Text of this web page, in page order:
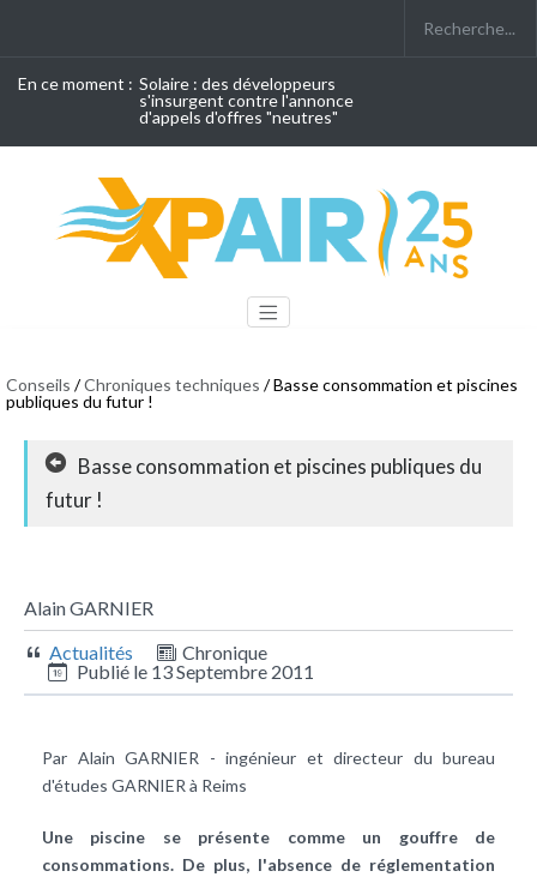
En ce moment : Solaire : des développeurs
s'insurgent contre l'annonce
d'appels d'offres "neutres"
Conseils /Chroniques techniques / Basse consommation et piscines
publiques du futur !
Basse consommation et piscines publiques du
futur !
Alain GARNIER
Actualités
Chronique
Publié le 13 Septembre 2011
Par Alain GARNIER - ingénieur et directeur du bureau
d'études GARNIER à Reims
Une piscine se présente comme un gouffre de
consommations. De plus, l'absence de réglementation